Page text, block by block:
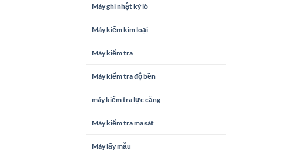
Máy ghi nhật ký lò
Máy kiểm kim loại
Máy kiểm tra
Máy kiểm tra độ bền
máy kiểm tra lực căng
Máy kiểm tra ma sát
Máy lấy mẫu